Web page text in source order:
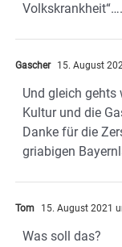
Volkskrankheit“….
Gascher 15. August
Und gleich gehts
Kultur und die
Danke für die
griabigen
Tom 15. August 2021
Was soll das?